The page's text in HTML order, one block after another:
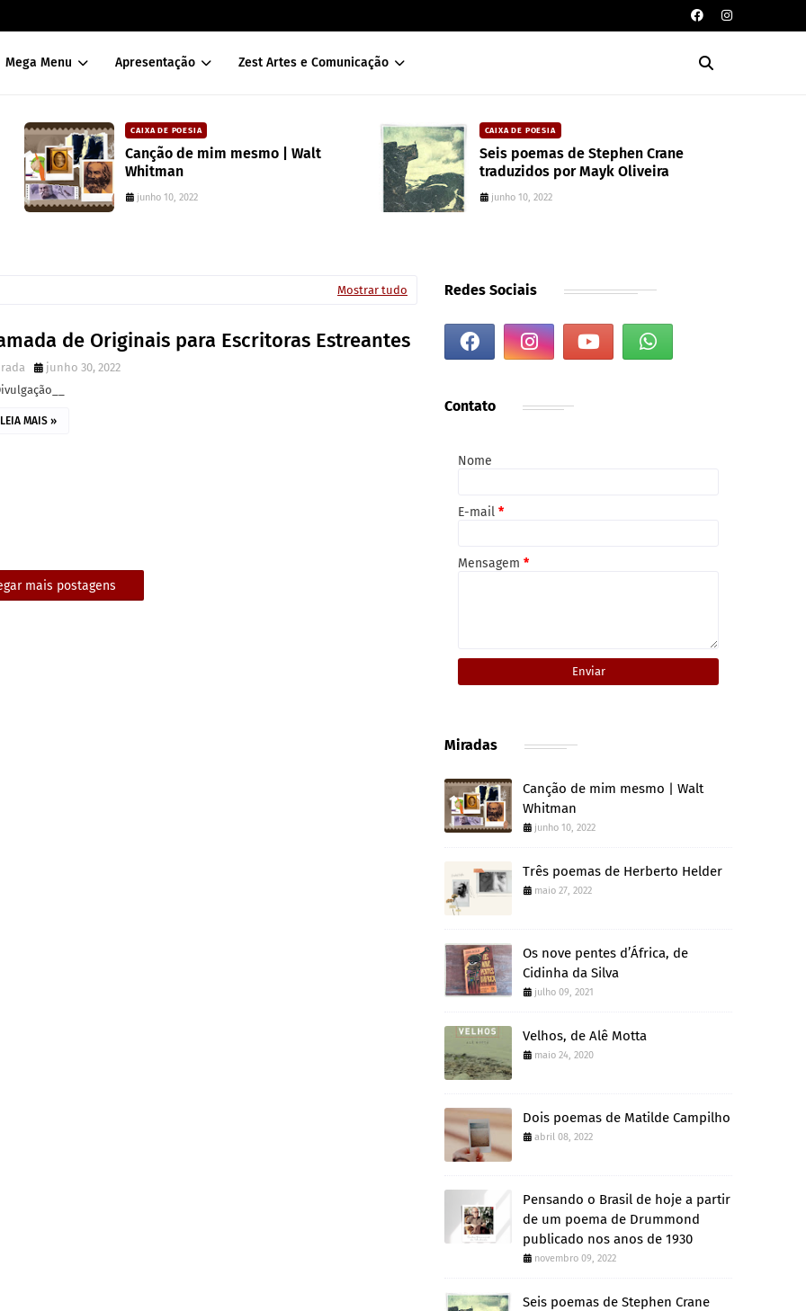
Mega Menu Apresentação Zest Artes e Comunicação
| Walt
Seis poemas de Stephen Crane
traduzidos por Mayk Oliveira
10 anos da política de cotas raciais
Brasil: um ponto de ruptura na
Mostrar tudo
de Originais para Escritoras Estreantes
junho 30, 2022
LEIA MAIS »
mais postagens
Redes Sociais
Contato
Nome
E-mail *
Mensagem *
Miradas
Canção de mim mesmo | Walt
Whitman
junho 10, 2022
Três poemas de Herberto Helder
maio 27, 2022
Os nove pentes d’África, de
Cidinha da Silva
julho 09, 2021
Velhos, de Alê Motta
maio 24, 2020
Dois poemas de Matilde Campilho
abril 08, 2022
Pensando o Brasil de hoje a partir
de um poema de Drummond
publicado nos anos de 1930
novembro 09, 2022
Seis poemas de Stephen Crane